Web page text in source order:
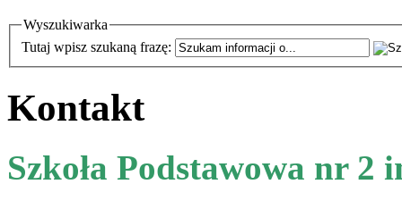
Wyszukiwarka
Tutaj wpisz szukaną frazę:
Kontakt
Szkoła Podstawowa nr